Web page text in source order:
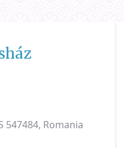
547484, Romania